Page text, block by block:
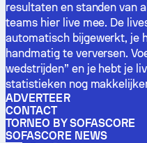
resultaten en standen van
teams hier live mee. De
automatisch bijgewerkt, je
handmatig te verversen.
wedstrijden” en je hebt je
statistieken nog
ADVERTEER
CONTACT
TORNEO BY SOFASCORE
SOFASCORE NEWS